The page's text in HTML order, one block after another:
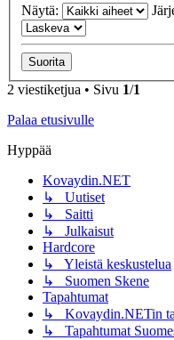
Näytä:
2 viestiketjua • Sivu 1/1
Palaa etusivulle
Hyppää
Kovaydin.NET
↳ Uutiset
↳ Saitti
↳ Julkaisut
Hardcore
↳ Yleistä keskustelua
↳ Suomen Skene
Tapahtumat
↳ Kovaydin.NETin
↳ Tapahtumat